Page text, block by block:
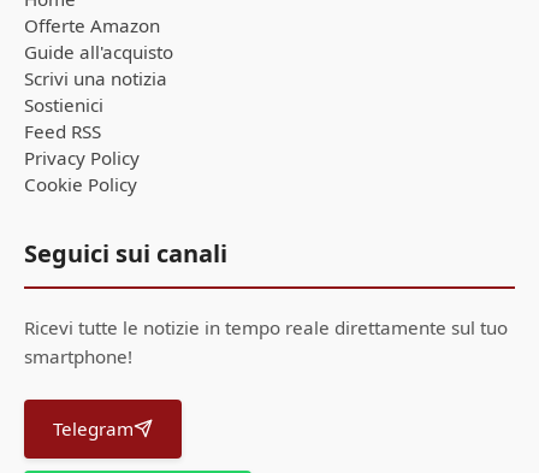
Offerte Amazon
Guide all'acquisto
Scrivi una notizia
Sostienici
Feed RSS
Privacy Policy
Cookie Policy
Seguici sui canali
Ricevi tutte le notizie in tempo reale direttamente sul tuo
smartphone!
Telegram